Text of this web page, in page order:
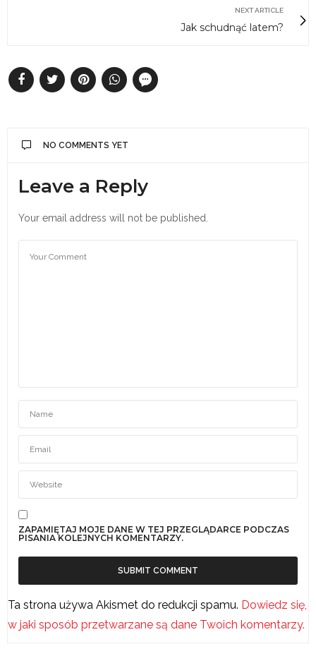
NEXT ARTICLE
Jak schudnąć latem?
NO COMMENTS YET
Leave a Reply
Your email address will not be published.
ZAPAMIĘTAJ MOJE DANE W TEJ PRZEGLĄDARCE PODCZAS
PISANIA KOLEJNYCH KOMENTARZY.
Ta strona używa Akismet do redukcji spamu. Dowiedz się,
w jaki sposób przetwarzane są dane Twoich komentarzy.